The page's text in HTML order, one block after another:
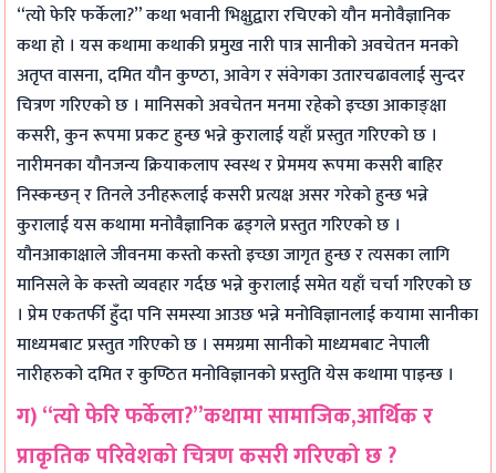
“त्यो फेरि फर्केला?” कथा भवानी भिक्षुद्वारा रचिएको यौन मनोवैज्ञानिक
कथा हो । यस कथामा कथाकी प्रमुख नारी पात्र सानीको अवचेतन मनको
अतृप्त वासना, दमित यौन कुण्ठा, आवेग र संवेगका उतारचढावलाई सुन्दर
चित्रण गरिएको छ । मानिसको अवचेतन मनमा रहेको इच्छा आकाङ्क्षा
कसरी, कुन रूपमा प्रकट हुन्छ भन्ने कुरालाई यहाँ प्रस्तुत गरिएको छ ।
नारीमनका यौनजन्य क्रियाकलाप स्वस्थ र प्रेममय रूपमा कसरी बाहिर
निस्कन्छन् र तिनले उनीहरूलाई कसरी प्रत्यक्ष असर गरेको हुन्छ भन्ने
कुरालाई यस कथामा मनोवैज्ञानिक ढड्गले प्रस्तुत गरिएको छ ।
यौनआकाक्षाले जीवनमा कस्तो कस्तो इच्छा जागृत हुन्छ र त्यसका लागि
मानिसले के कस्तो व्यवहार गर्दछ भन्ने कुरालाई समेत यहाँ चर्चा गरिएको छ
। प्रेम एकतर्फी हुँदा पनि समस्या आउछ भन्ने मनोविज्ञानलाई कयामा सानीका
माध्यमबाट प्रस्तुत गरिएको छ । समग्रमा सानीको माध्यमबाट नेपाली
नारीहरुको दमित र कुण्ठित मनोविज्ञानको प्रस्तुति येस कथामा पाइन्छ ।
ग) “त्यो फेरि फर्केला?”कथामा सामाजिक,आर्थिक र
प्राकृतिक परिवेशको चित्रण कसरी गरिएको छ ?